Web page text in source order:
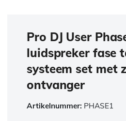
Pro DJ User
luidspreker fase
systeem set met
ontvanger
Artikelnummer: PHASE1